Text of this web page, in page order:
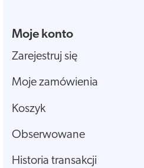
Moje konto
Zarejestruj się
Moje zamówienia
Koszyk
Obserwowane
Historia transakcji